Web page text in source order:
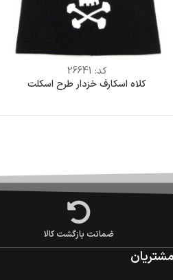
کد: 26641
کلاه اسکارف خزدار طرح اسکلت
ضمانت بازگشت کالا